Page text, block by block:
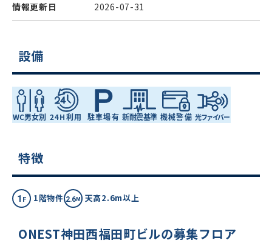
情報更新日 2026-07-31
設備
特徴
1階物件 天高2.6m以上
ONEST神田西福田町ビルの募集フロア